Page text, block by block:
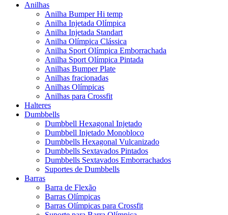
Anilhas
Anilha Bumper Hi temp
Anilha Injetada Olímpica
Anilha Injetada Standart
Anilha Olímpica Clássica
Anilha Sport Olímpica Emborrachada
Anilha Sport Olímpica Pintada
Anilhas Bumper Plate
Anilhas fracionadas
Anilhas Olímpicas
Anilhas para Crossfit
Halteres
Dumbbells
Dumbbell Hexagonal Injetado
Dumbbell Injetado Monobloco
Dumbbells Hexagonal Vulcanizado
Dumbbells Sextavados Pintados
Dumbbells Sextavados Emborrachados
Suportes de Dumbbells
Barras
Barra de Flexão
Barras Olímpicas
Barras Olímpicas para Crossfit